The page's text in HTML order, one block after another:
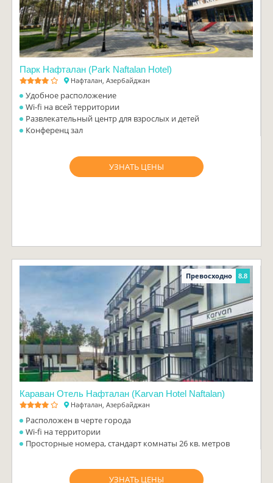
Парк Нафталан (Park Naftalan Hotel)
Нафталан, Азербайджан
Удобное расположение
Wi-fi на всей территории
Развлекательный центр для взрослых и детей
Конференц зал
УЗНАТЬ ЦЕНЫ
Превосходно 8.8
Караван Отель Нафталан (Karvan Hotel Naftalan)
Нафталан, Азербайджан
Расположен в черте города
Wi-fi на территории
Просторные номера, стандарт комнаты 26 кв. метров
УЗНАТЬ ЦЕНЫ